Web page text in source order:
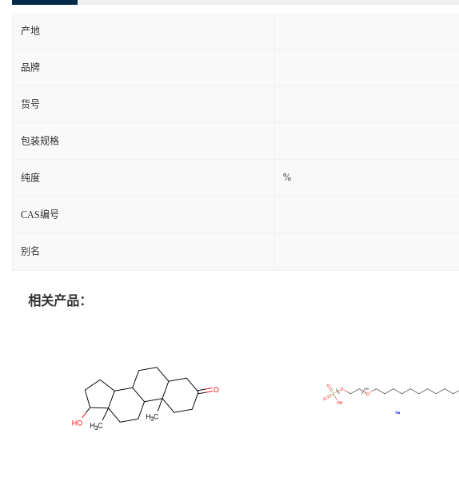
产地
品牌
货号
包装规格
纯度 %
CAS编号
别名
相关产品：